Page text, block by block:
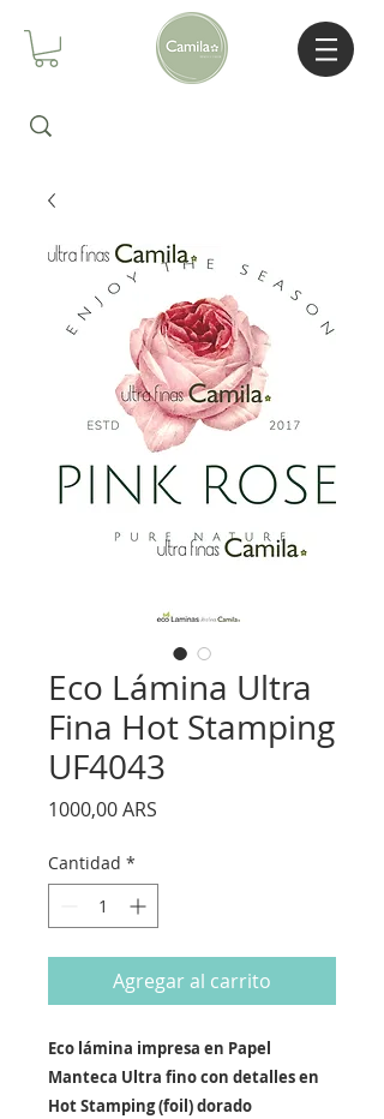
Eco Lámina Ultra
Fina Hot Stamping
UF4043
1000,00 ARS
Cantidad *
Agregar al carrito
Eco lámina impresa en Papel
Manteca Ultra fino con detalles en
Hot Stamping (foil) dorado